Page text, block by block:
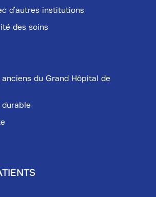
d'autres institutions
des soins
du Grand Hôpital de